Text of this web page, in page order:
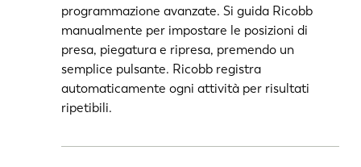
programmazione avanzate. Si guida Ricobb
manualmente per impostare le posizioni di
presa, piegatura e ripresa, premendo un
semplice pulsante. Ricobb registra
automaticamente ogni attività per risultati
ripetibili.